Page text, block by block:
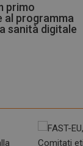
amplia la
nuovi